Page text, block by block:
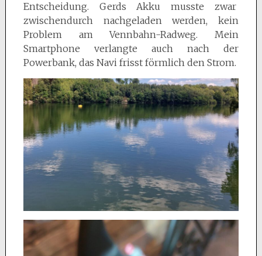
Entscheidung. Gerds Akku musste zwar
zwischendurch nachgeladen werden, kein
Problem am Vennbahn-Radweg. Mein
Smartphone verlangte auch nach der
Powerbank, das Navi frisst förmlich den Strom.